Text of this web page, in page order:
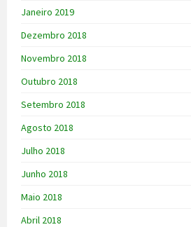
Janeiro 2019
Dezembro 2018
Novembro 2018
Outubro 2018
Setembro 2018
Agosto 2018
Julho 2018
Junho 2018
Maio 2018
Abril 2018